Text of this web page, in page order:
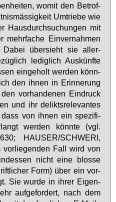
wo­mit den Be­trof­
Um­trie­be wie
Haus­durch­su­chun­gen mit
mehr­fa­che Ein­ver­nah­men
Da­bei über­sieht sie al­ler­
le­dig­lich Aus­künf­te
ein­ge­holt wer­den könn­
den ih­nen in Er­in­ne­rung
vor­han­de­nen Ein­druck
und ihr de­liktsre­le­van­tes
dass von ih­nen ein spe­zi­fi­
wer­den könn­te (vgl.
HAU­SER/SCHWE­RI,
Fall wird von
nicht ei­ne blos­se
Form) über ein vor­
Sie wur­de in ih­rer Ei­gen­
auf­ge­for­dert, nach dem